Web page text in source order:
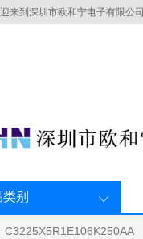
来到深圳市欧和宁电子有限公司
别
C3225X5R1E106K250AA